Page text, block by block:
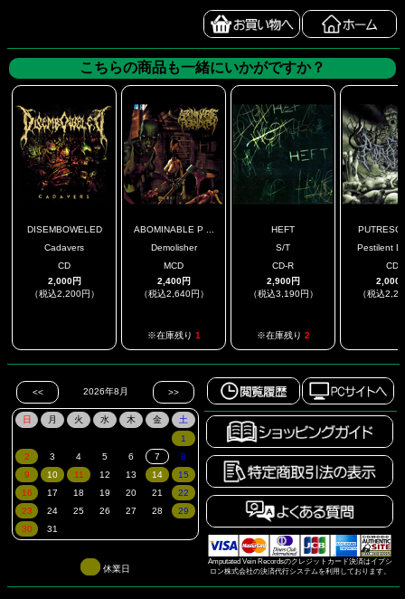
こちらの商品も一緒にいかがですか？
DISEMBOWELED
Cadavers
CD
2,000円
（税込2,200円）
ABOMINABLE P ...
Demolisher
MCD
2,400円
（税込2,640円）
※在庫残り 1
HEFT
S/T
CD-R
2,900円
（税込3,190円）
※在庫残り 2
Pestilent
CD
2,000
（税込
Amputated Vein Recordsのクレジットカード決済はイプシ
ロン株式会社の決済代行システムを利用しております。
休業日